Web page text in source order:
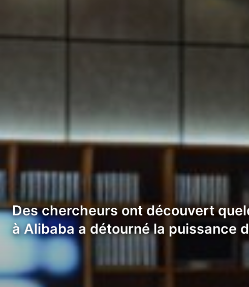
Des chercheurs ont découvert
à Alibaba a détourné la puissance